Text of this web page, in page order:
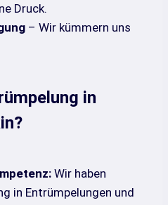
Druck.
– Wir kümmern uns
in
Wir haben
in Entrümpelungen und